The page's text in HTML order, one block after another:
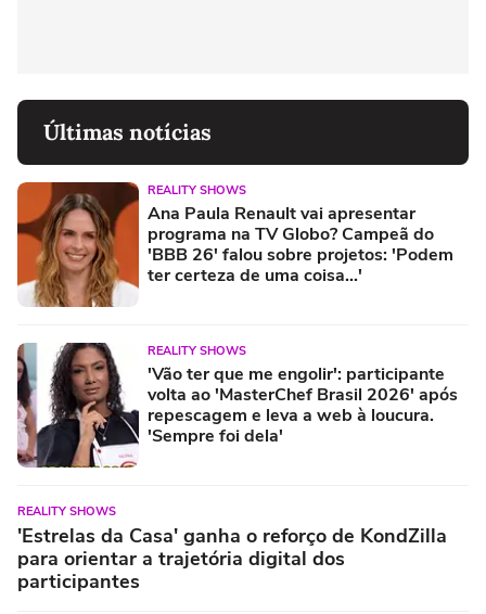
Últimas notícias
REALITY SHOWS
Ana Paula Renault vai apresentar
programa na TV Globo? Campeã do
'BBB 26' falou sobre projetos: 'Podem
ter certeza de uma coisa...'
REALITY SHOWS
'Vão ter que me engolir': participante
volta ao 'MasterChef Brasil 2026' após
repescagem e leva a web à loucura.
'Sempre foi dela'
REALITY SHOWS
'Estrelas da Casa' ganha o reforço de KondZilla
para orientar a trajetória digital dos
participantes